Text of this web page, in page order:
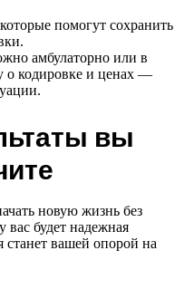
помогут сохранить
амбулаторно или в
о кодировке и ценах —
вы
новую жизнь без
вас будет надежная
станет вашей опорой на